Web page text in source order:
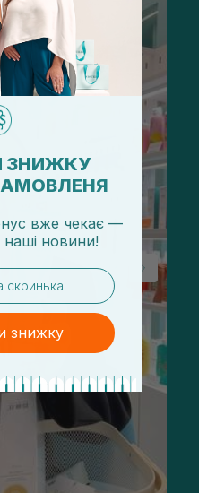
ЗНИЖКУ
вже чекає —
наші новини!
знижку